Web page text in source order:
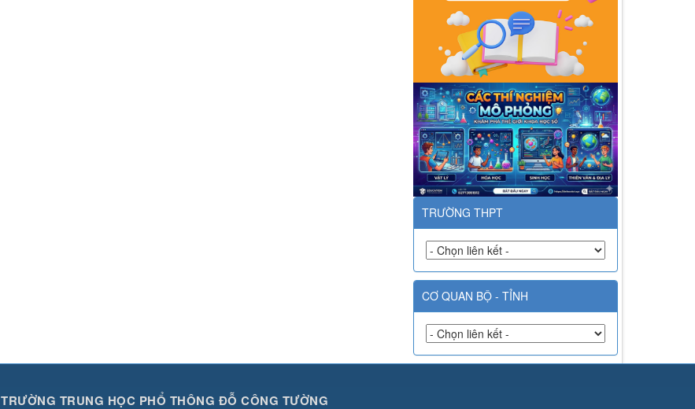
TRƯỜNG THPT
CƠ QUAN BỘ - TỈNH
TRƯỜNG TRUNG HỌC PHỔ THÔNG ĐỖ CÔNG TƯỜNG